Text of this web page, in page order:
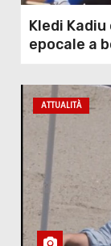
Ago 7, 2026
Kledi Kadiu
epocale a
ATTUALITÀ